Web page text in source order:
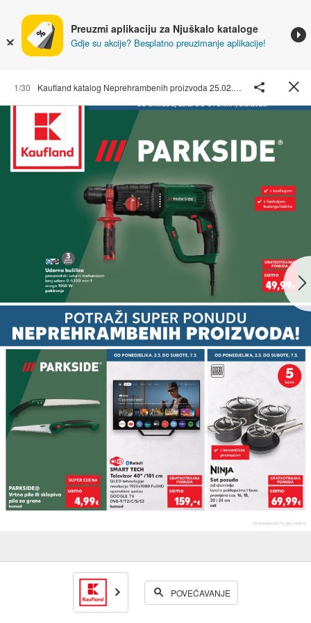
Preuzmi aplikaciju za Njuškalo kataloge
Gdje su akcije? Besplatno preuzimanje aplikacije!
1/30 Kaufland katalog Neprehrambenih proizvoda 25.02. - 03.03.2026. Odabrane poslovnice
POVEĆAVANJE